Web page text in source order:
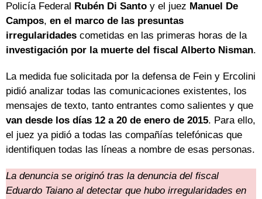
Policía Federal Rubén Di Santo y el juez Manuel De
Campos, en el marco de las presuntas
irregularidades cometidas en las primeras horas de la
investigación por la muerte del fiscal Alberto Nisman.
La medida fue solicitada por la defensa de Fein y Ercolini
pidió analizar todas las comunicaciones existentes, los
mensajes de texto, tanto entrantes como salientes y que
van desde los días 12 a 20 de enero de 2015. Para ello,
el juez ya pidió a todas las compañías telefónicas que
identifiquen todas las líneas a nombre de esas personas.
La denuncia se originó tras la denuncia del fiscal
Eduardo Taiano al detectar que hubo irregularidades en